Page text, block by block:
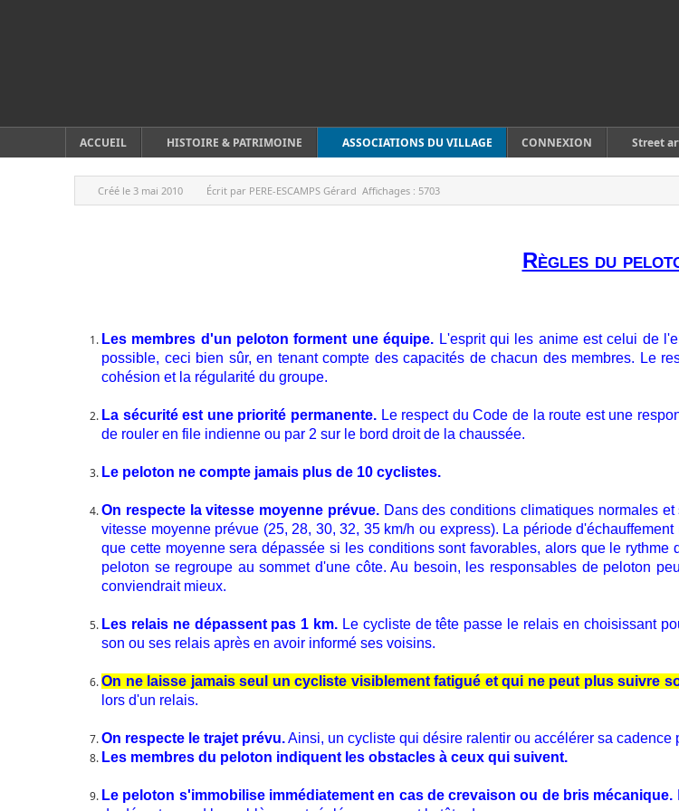
ACCUEIL HISTOIRE & PATRIMOINE ASSOCIATIONS DU VILLAGE CONNEXION Street
Créé le 3 mai 2010 Écrit par PERE-ESCAMPS Gérard Affichages : 5703
Règles du
Les membres d'un peloton forment une équipe. L'esprit qui les anime est celui de
possible, ceci bien sûr, en tenant compte des capacités de chacun des membres. Le
cohésion et la régularité du groupe.
La sécurité est une priorité permanente. Le respect du Code de la route est une
de rouler en file indienne ou par 2 sur le bord droit de la chaussée.
Le peloton ne compte jamais plus de 10 cyclistes.
On respecte la vitesse moyenne prévue.Dans des conditions climatiques normales
vitesse moyenne prévue (25, 28, 30, 32, 35 km/h ou express). La période
que cette moyenne sera dépassée si les conditions sont favorables, alors que le
peloton se regroupe au sommet d'une côte. Au besoin, les responsables de peloton
conviendrait mieux.
Les relais ne dépassent pas 1 km. Le cycliste de tête passe le relais en choisissant
son ou ses relais après en avoir informé ses voisins.
On ne laisse jamais seul un cycliste visiblement fatigué et qui ne peut plus suivre
lors d'un relais.
On respecte le trajet prévu.Ainsi, un cycliste qui désire ralentir ou accélérer sa
Les membres du peloton indiquent les obstacles à ceux qui suivent.
Le peloton s'immobilise immédiatement en cas de crevaison ou de bris mécanique.